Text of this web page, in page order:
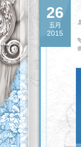
26
五月
2015